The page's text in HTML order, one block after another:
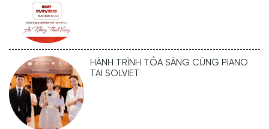
HÀNH TRÌNH TỎA SÁNG CÙNG PIANO
TẠI SOLVIET